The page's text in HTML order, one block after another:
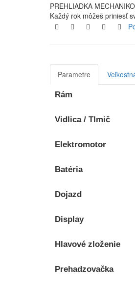
PREHLIADKA
Každý rok môžeš priniesť
Parametre
Rám
Vidlica / Tlmič
Elektromotor
Batéria
Dojazd
Display
Hlavové zloženie
Prehadzovačka